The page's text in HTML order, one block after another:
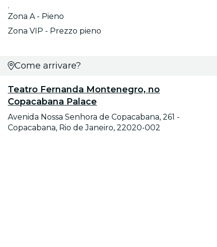
.
Zona A - Pieno
Zona VIP - Prezzo pieno
Come arrivare?
Teatro Fernanda Montenegro, no
Copacabana Palace
Avenida Nossa Senhora de Copacabana, 261 -
Copacabana, Rio de Janeiro, 22020-002